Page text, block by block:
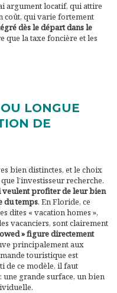
argument locatif, qui attire
coût, qui varie fortement
dès le départ dans le
que la taxe foncière et les
LONGUE
DE
bien distinctes, et le choix
l’investisseur recherche.
veulent profiter de leur bien
du temps. En Floride, ce
dites « vacation homes »,
vacanciers, sont clairement
» figure directement
principalement aux
touristique est
de ce modèle, il faut
grande surface, un bien